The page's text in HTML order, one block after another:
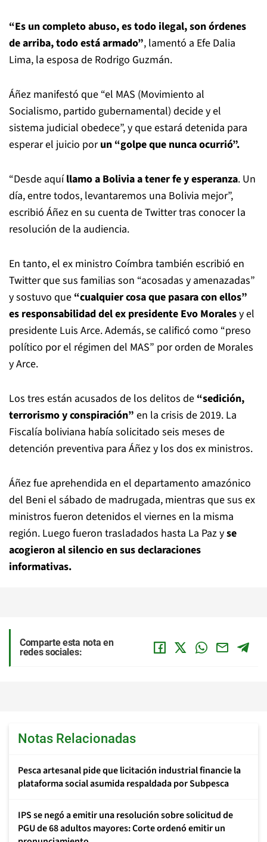
“Es un completo abuso, es todo ilegal, son órdenes
de arriba, todo está armado”, lamentó a Efe Dalia
Lima, la esposa de Rodrigo Guzmán.
Áñez manifestó que “el MAS (Movimiento al
Socialismo, partido gubernamental) decide y el
sistema judicial obedece”, y que estará detenida para
esperar el juicio porun “golpe que nunca ocurrió”.
“Desde aquíllamo a Bolivia a tener fe y esperanza. Un
día, entre todos, levantaremos una Bolivia mejor”,
escribió Áñez en su cuenta de Twitter tras conocer la
resolución de la audiencia.
En tanto, el ex ministro Coímbra también escribió en
Twitter que sus familias son “acosadas y amenazadas”
y sostuvo que “cualquier cosa que pasara con ellos”
es responsabilidad del ex presidente Evo Moralesy el
presidente Luis Arce. Además, se calificó como “preso
político por el régimen del MAS” por orden de Morales
y Arce.
Los tres están acusados de los delitos de “sedición,
terrorismo y conspiración” en la crisis de 2019. La
Fiscalía boliviana había solicitado seis meses de
detención preventiva para Áñez y los dos ex ministros.
Áñez fue aprehendida en el departamento amazónico
del Beni el sábado de madrugada, mientras que sus ex
ministros fueron detenidos el viernes en la misma
región. Luego fueron trasladados hasta La Paz yse
acogieron al silencio en sus declaraciones
informativas.
Comparte esta nota en
redes sociales:
Notas Relacionadas
Pesca artesanal pide que licitación industrial financie la
plataforma social asumida respaldada por Subpesca
IPS se negó a emitir una resolución sobre solicitud de
PGU de 68 adultos mayores: Corte ordenó emitir un